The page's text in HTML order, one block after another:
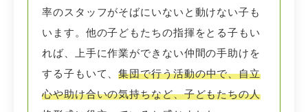
率のスタッフがそばにいないと動けない子も
います。他の子どもたちの指揮をとる子もい
れば、上手に作業ができない仲間の手助けを
する子もいて、集団で行う活動の中で、自立
心や助け合いの気持ちなど、子どもたちの人